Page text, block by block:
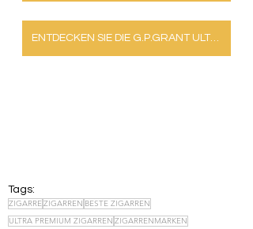
ENTDECKEN SIE DIE G.P.GRANT ULTRA PREMIUM ZIGARRENKOLLEKTION
Tags:
ZIGARREZIGARREN BESTE ZIGARREN
ULTRA PREMIUM ZIGARREN ZIGARRENMARKEN